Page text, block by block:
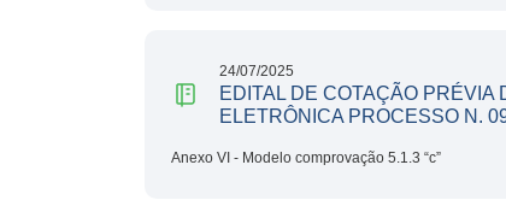
24/07/2025
EDITAL DE COTAÇÃO
ELETRÔNICA PROCESSO N.
Anexo VI - Modelo comprovação 5.1.3 “c”